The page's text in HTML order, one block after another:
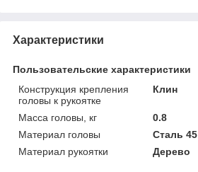
Характеристики
Пользовательские характеристики
Конструкция крепления
головы к рукоятке
Клин
Масса головы, кг
0.8
Материал головы
Сталь 45
Материал рукоятки
Дерево